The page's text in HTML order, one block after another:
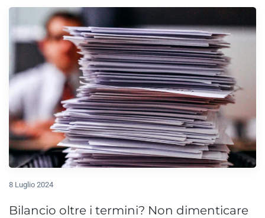
8 Luglio 2024
Bilancio oltre i termini? Non dimenticare